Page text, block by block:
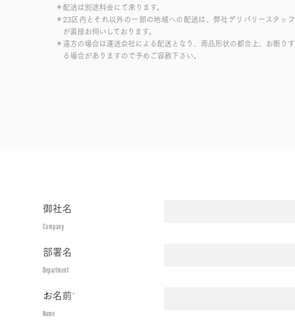
＊配送は別途料金にて承ります。
＊23区内とそれ以外の一部の地域への配送は、弊社デリバリースタッフ
が直接お伺いしております。
＊遠方の場合は運送会社による配送となり、商品形状の都合上、お断りす
る場合がありますので予めご容赦下さい。
御社名
Company
部署名
Department
お名前*
Name